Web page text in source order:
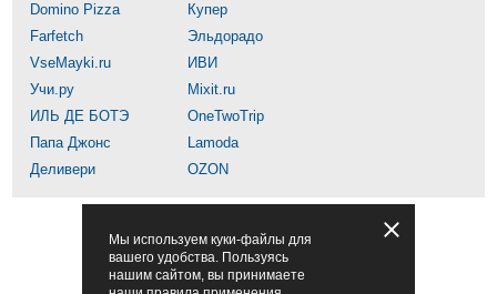
Domino Pizza
Купер
Farfetch
Эльдорадо
VseMayki.ru
ИВИ
Учи.ру
Mixit.ru
ИЛЬ ДЕ БОТЭ
OneTwoTrip
Папа Джонс
Lamoda
Деливери
OZON
Мы используем куки-файлы для
вашего удобства. Пользуясь
нашим сайтом, вы принимаете